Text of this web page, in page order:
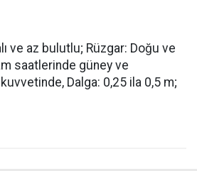
ve az bulutlu; Rüzgar: Doğu ve
saatlerinde güney ve
Dalga: 0,25 ila 0,5 m;